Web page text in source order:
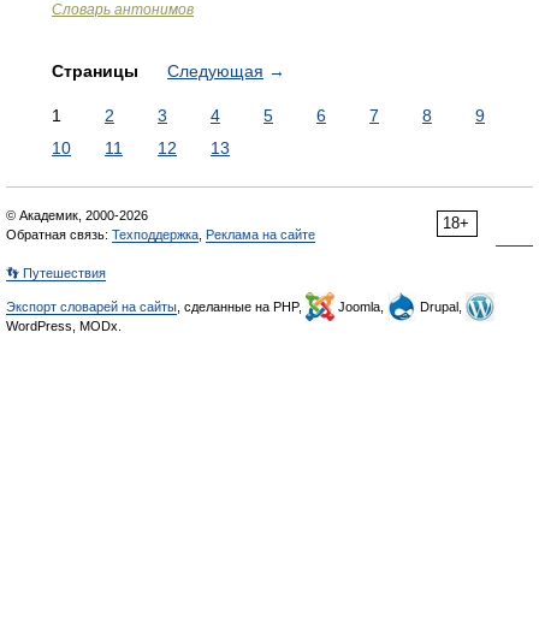
Словарь антонимов
Страницы Следующая →
1 2 3 4 5 6 7 8
9
10
11 12 13
18+
© Академик, 2000-2026
Обратная связь: Техподдержка Реклама на сайте
👣 Путешествия
Экспорт словарей на сайты , сделанные на PHP, Joomla,
Drupal,
WordPress, MODx.